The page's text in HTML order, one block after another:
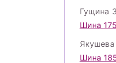
Гущина
Шина
Якушева
Шина